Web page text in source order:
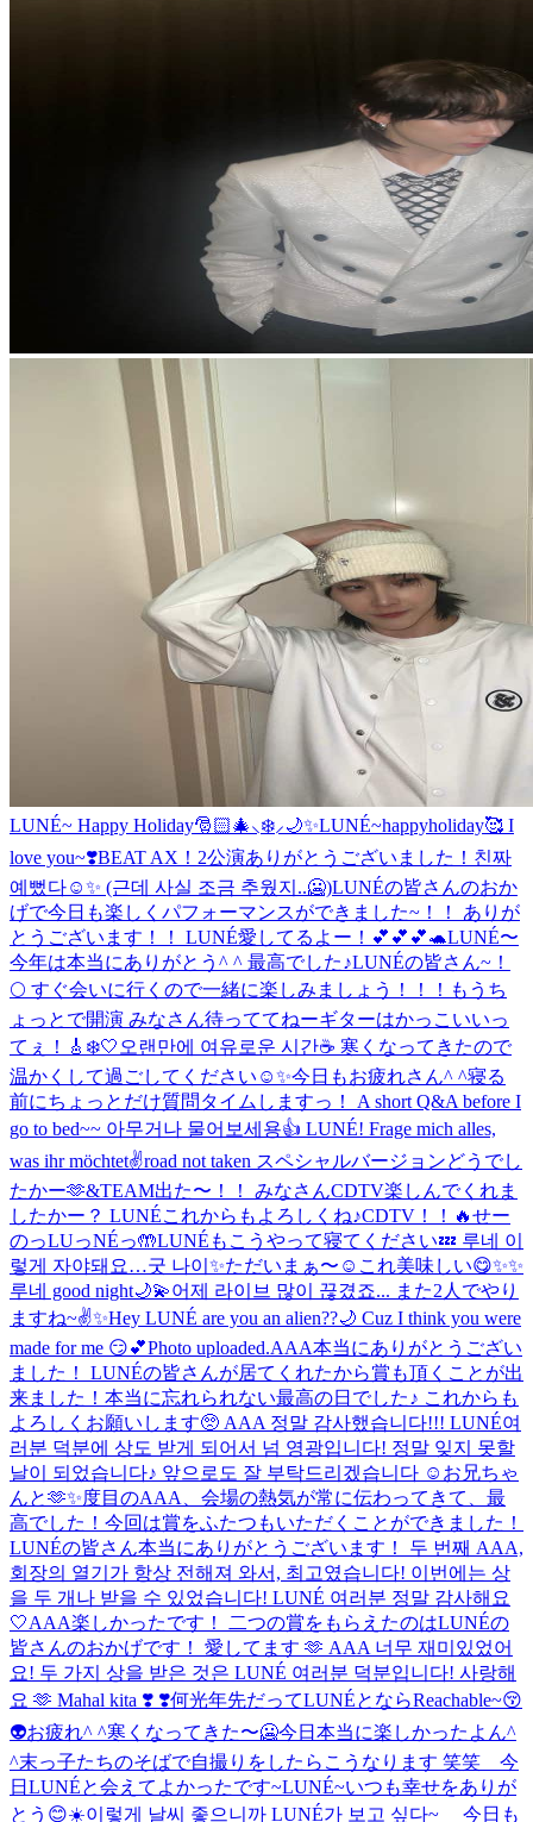
LUNÉ~ Happy Holiday🎅🏻🎄⸜❄️⸝🌙✨LUNÉ~happyholiday🥰 I
love you~❣️BEAT AX！2公演ありがとうございました！ 친짜
예뻤다☺️✨ (근데 사실 조금 추웠지..🥶)LUNÉの皆さんのおか
げで今日も楽しくパフォーマンスができました~！！ ありが
とうございます！！ LUNÉ愛してるよー！💕💕💕🐢LUNÉ〜
今年は本当にありがとう^ ^ 最高でした♪LUNÉの皆さん~！
🌕 すぐ会いに行くので一緒に楽しみましょう！！！ もうち
ょっとで開演 みなさん待っててねーギターはかっこいいっ
てぇ！🎸 ❄️🤍 오랜만에 여유로운 시간☕️ 寒くなってきたので
温かくして過ごしてください☺️✨今日もお疲れさん^ ^寝る
前にちょっとだけ質問タイムしますっ！ A short Q&A before I
go to bed~~ 아무거나 물어보세용👍 LUNÉ! Frage mich alles,
was ihr möchtet✌️road not taken スペシャルバージョンどうでし
たかー🫶&TEAM出た〜！！ みなさんCDTV楽しんでくれま
したかー？ LUNÉこれからもよろしくね♪CDTV！！🔥せー
のっLUっNÉっ🤲LUNÉもこうやって寝てください💤 루네 이
렇게 자야돼요…굿 나이✨ただいまぁ〜☺️ これ美味しい😋✨✨
루네 good night🌙💫어제 라이브 많이 끊겼죠... また2人でやり
ますね~✌️✨Hey LUNÉ are you an alien??🌙 Cuz I think you were
made for me 😏💕Photo uploaded.AAA本当にありがとうござい
ました！ LUNÉの皆さんが居てくれたから賞も頂くことが出
来ました！本当に忘れられない最高の日でした♪ これからも
よろしくお願いします🥺 AAA 정말 감사했습니다!!! LUNÉ여
러분 덕분에 상도 받게 되어서 넘 영광입니다! 정말 잊지 못할
날이 되었습니다♪ 앞으로도 잘 부탁드리겠습니다 ☺️ お兄ちゃ
んと🫶✨度目のAAA、会場の熱気が常に伝わってきて、最
高でした！今回は賞をふたつもいただくことができました！
LUNÉの皆さん本当にありがとうございます！ 두 번째 AAA,
회장의 열기가 항상 전해져 와서, 최고였습니다! 이번에는 상
을 두 개나 받을 수 있었습니다! LUNÉ 여러분 정말 감사해요
🤍AAA楽しかったです！ 二つの賞をもらえたのはLUNÉの
皆さんのおかげです！ 愛してます 🫶 AAA 너무 재미있었어
요! 두 가지 상을 받은 것은 LUNÉ 여러분 덕분입니다! 사랑해
요 🫶 Mahal kita ❣️ ❣️何光年先だってLUNÉとならReachable~😚
👽お疲れ^ ^寒くなってきた〜🥶今日本当に楽しかったよん^
^末っ子たちのそばで自撮りをしたらこうなります 笑笑 今
日LUNÉと会えてよかったです~LUNÉ~いつも幸せをありが
とう😊☀️이렇게 날씨 좋으니까 LUNÉ가 보고 싶다~ 今日も